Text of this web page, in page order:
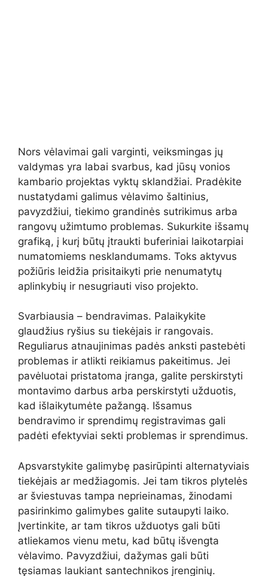
Nors vėlavimai gali varginti, veiksmingas jų
valdymas yra labai svarbus, kad jūsų vonios
kambario projektas vyktų sklandžiai. Pradėkite
nustatydami galimus vėlavimo šaltinius,
pavyzdžiui, tiekimo grandinės sutrikimus arba
rangovų užimtumo problemas. Sukurkite išsamų
grafiką, į kurį būtų įtraukti buferiniai laikotarpiai
numatomiems nesklandumams. Toks aktyvus
požiūris leidžia prisitaikyti prie nenumatytų
aplinkybių ir nesugriauti viso projekto.
Svarbiausia – bendravimas. Palaikykite
glaudžius ryšius su tiekėjais ir rangovais.
Reguliarus atnaujinimas padės anksti pastebėti
problemas ir atlikti reikiamus pakeitimus. Jei
pavėluotai pristatoma įranga, galite perskirstyti
montavimo darbus arba perskirstyti užduotis,
kad išlaikytumėte pažangą. Išsamus
bendravimo ir sprendimų registravimas gali
padėti efektyviai sekti problemas ir sprendimus.
Apsvarstykite galimybę pasirūpinti alternatyviais
tiekėjais ar medžiagomis. Jei tam tikros plytelės
ar šviestuvas tampa neprieinamas, žinodami
pasirinkimo galimybes galite sutaupyti laiko.
Įvertinkite, ar tam tikros užduotys gali būti
atliekamos vienu metu, kad būtų išvengta
vėlavimo. Pavyzdžiui, dažymas gali būti
tęsiamas laukiant santechnikos įrenginių.